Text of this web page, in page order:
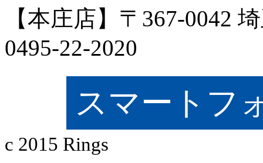
【本庄店】〒367-0042
0495-22-2020
スマートフ
c 2015 Rings